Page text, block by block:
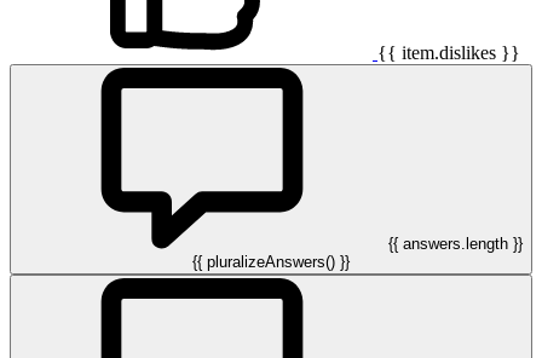
{{ item.dislikes }}
{{ answers.length }}
{{ pluralizeAnswers() }}